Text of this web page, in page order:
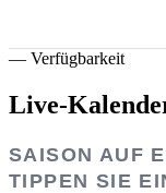
— Verfügbarkeit
Live-
SAISON AUF
TIPPEN SIE